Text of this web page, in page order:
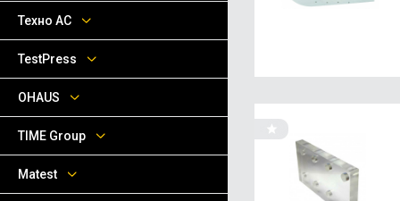
Техно АС
TestPress
OHAUS
TIME Group
Matest